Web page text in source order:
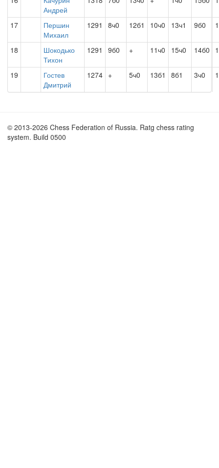
Андрей
17
Першин
Михаил
1291 8ч0 12б1 10ч0 13ч1 9б0
18
Шокодько
Тихон
1291 9б0 + 11ч0 15ч0 14б0
19
Гостев
Дмитрий
1274 + 5ч0 13б1 8б1 3ч0
© 2013-2026 Chess Federation of Russia. Ratg chess rating
system. Build 0500